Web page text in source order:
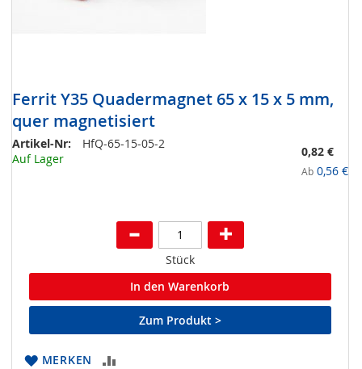
Ferrit Y35 Quadermagnet 65 x 15 x 5 mm,
quer magnetisiert
Artikel-Nr:
HfQ-65-15-05-2
Auf Lager
0,82 €
Ab 0,56 €
Stück
In den Warenkorb
Zum Produkt >
MERKEN